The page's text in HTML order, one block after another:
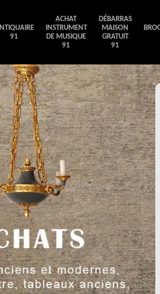
91
ACHAT
INSTRUMENT
DE MUSIQUE
91
DÉBARRAS
MAISON
GRATUIT
91